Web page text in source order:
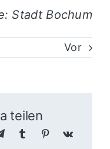
Stadt Bochum
Vor
teilen